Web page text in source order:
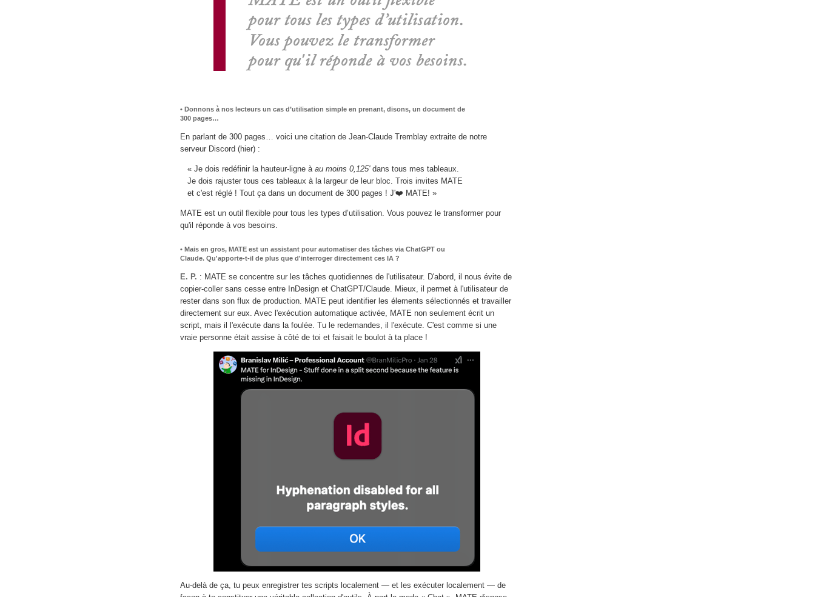
• Donnons à nos lecteurs un cas d’utilisation simple en prenant, disons, un document de
300 pages…
En parlant de 300 pages… voici une citation de Jean-Claude Tremblay extraite de notre
serveur Discord (hier) :
« Je dois redéfinir la hauteur-ligne à au moins 0,125'dans tous mes tableaux.
Je dois rajuster tous ces tableaux à la largeur de leur bloc. Trois invites MATE
et c'est réglé ! Tout ça dans un document de 300 pages ! J'❤️ MATE! »
MATE est un outil flexible pour tous les types d’utilisation. Vous pouvez le transformer pour
qu'il réponde à vos besoins.
• Mais en gros, MATE est un assistant pour automatiser des tâches via ChatGPT ou
Claude. Qu'apporte-t-il de plus que d'interroger directement ces IA ?
E. P. : MATE se concentre sur les tâches quotidiennes de l'utilisateur. D'abord, il nous évite de
copier-coller sans cesse entre InDesign et ChatGPT/Claude. Mieux, il permet à l'utilisateur de
rester dans son flux de production. MATE peut identifier les élements sélectionnés et travailler
directement sur eux. Avec l'exécution automatique activée, MATE non seulement écrit un
script, mais il l'exécute dans la foulée. Tu le redemandes, il l'exécute. C'est comme si une
vraie personne était assise à côté de toi et faisait le boulot à ta place !
Au-delà de ça, tu peux enregistrer tes scripts localement — et les exécuter localement — de